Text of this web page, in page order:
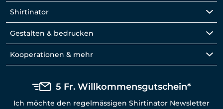
Shirtinator
Gestalten & bedrucken
Kooperationen & mehr
5 Fr. Willkommensgutschein*
Ich möchte den regelmässigen Shirtinator Newsletter